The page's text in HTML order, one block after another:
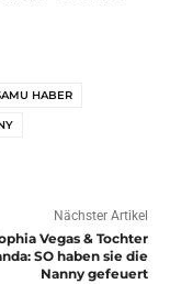
HABER
Nächster Artikel
Vegas & Tochter
SO haben sie die
Nanny gefeuert